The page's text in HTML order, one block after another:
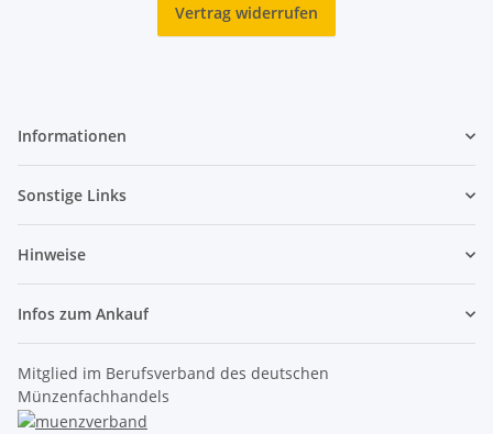
Vertrag widerrufen
Informationen
Sonstige Links
Hinweise
Infos zum Ankauf
Mitglied im Berufsverband des deutschen
Münzenfachhandels